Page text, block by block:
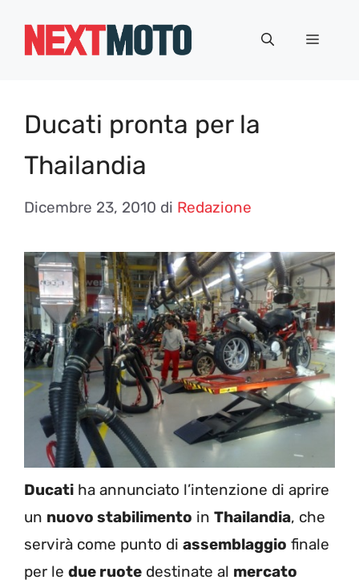
Menu
Ducati pronta per la
Thailandia
Dicembre 23, 2010 di Redazione
Ducati ha annunciato l’intenzione di aprire
un nuovo stabilimento in Thailandia, che
servirà come punto di assemblaggio finale
per le due ruote destinate al mercato